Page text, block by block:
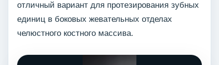
отличный вариант для протезирования зубных
единиц в боковых жевательных отделах
челюстного костного массива.